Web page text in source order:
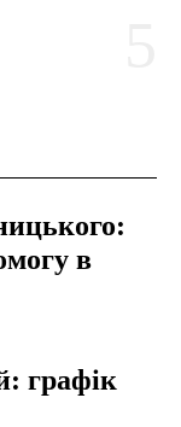
в
графік